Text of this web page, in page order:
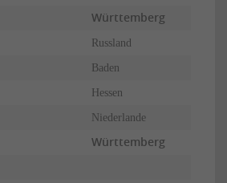
Württemberg
Russland
Baden
Hessen
Niederlande
Württemberg